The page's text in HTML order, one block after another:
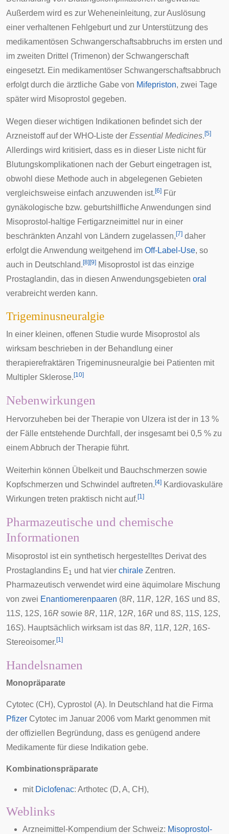
Außerdem wird es zur Weheneinleitung, zur Auslösung
einer verhaltenen Fehlgeburtund zur Unterstützung des
medikamentösen Schwangerschaftsabbruchs im ersten und
im zweiten Drittel (Trimenon) der Schwangerschaft
eingesetzt. Ein medikamentöser Schwangerschaftsabbruch
erfolgt durch die ärztliche Gabe von Mifepriston, zwei Tage
später wird Misoprostol gegeben.
Wegen dieser wichtigen Indikationen befindet sich der
Arzneistoff auf der WHO-Liste der Essential Medicines.[5]
Allerdings wird kritisiert, dass es in dieser Liste nicht für
Blutungskomplikationen nach der Geburt eingetragen ist,
obwohl diese Methode auch in abgelegenen Gebieten
vergleichsweise einfach anzuwenden ist.[6] Für
gynäkologische bzw. geburtshilfliche Anwendungen sind
Misoprostol-haltige Fertigarzneimittel nur in einer
beschränkten Anzahl von Ländern zugelassen,[7] daher
erfolgt die Anwendung weitgehend im Off-Label-Use, so
auch in Deutschland.[8][9] Misoprostol ist das einzige
Prostaglandin, das in diesen Anwendungsgebieten oral
verabreicht werden kann.
Trigeminusneuralgie
In einer kleinen, offenen Studie wurde Misoprostol als
wirksam beschrieben in der Behandlung einer
therapierefraktären Trigeminusneuralgie bei Patienten mit
Multipler Sklerose.[10]
Nebenwirkungen
Hervorzuheben bei der Therapie von Ulzera ist der in 13 %
der Fälle entstehende Durchfall, der insgesamt bei 0,5 % zu
einem Abbruch der Therapie führt.
Weiterhin können Übelkeit und Bauchschmerzen sowie
Kopfschmerzen und Schwindel auftreten.[4] Kardiovaskuläre
Wirkungen treten praktisch nicht auf.[1 ]
Pharmazeutische und chemische
Informationen
Misoprostol ist ein synthetisch hergestelltes Derivat des
Prostaglandins E1 und hat vier chirale Zentren.
Pharmazeutisch verwendet wird eine äquimolare Mischung
von zwei Enantiomerenpaaren (8R, 11R, 12R, 16S und 8S,
11S, 12S, 16R sowie 8R, 11R, 12R, 16R und 8S, 11S, 12S,
16S). Hauptsächlich wirksam ist das 8R, 11R, 12R, 16S-
Stereoisomer.[1 ]
Handelsnamen
Monopräparate
Cytotec (CH), Cyprostol (A). In Deutschland hat die Firma
Pfizer Cytotec im Januar 2006 vom Markt genommen mit
der offiziellen Begründung, dass es genügend andere
Medikamente für diese Indikation gebe.
Kombinationspräparate
mit Diclofenac: Arthotec (D, A, CH),
Weblinks
Arzneimittel-Kompendium der Schweiz: Misoprostol-